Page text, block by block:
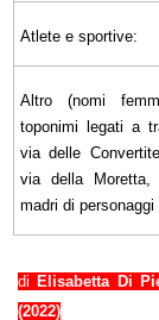
Atlete e sportive:
Altro (nomi
toponimi legati a
via delle
via della Moretta,
madri di
diElisabetta Di
(2022)